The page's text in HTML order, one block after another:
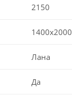
2150
1400x2000
Лана
Да